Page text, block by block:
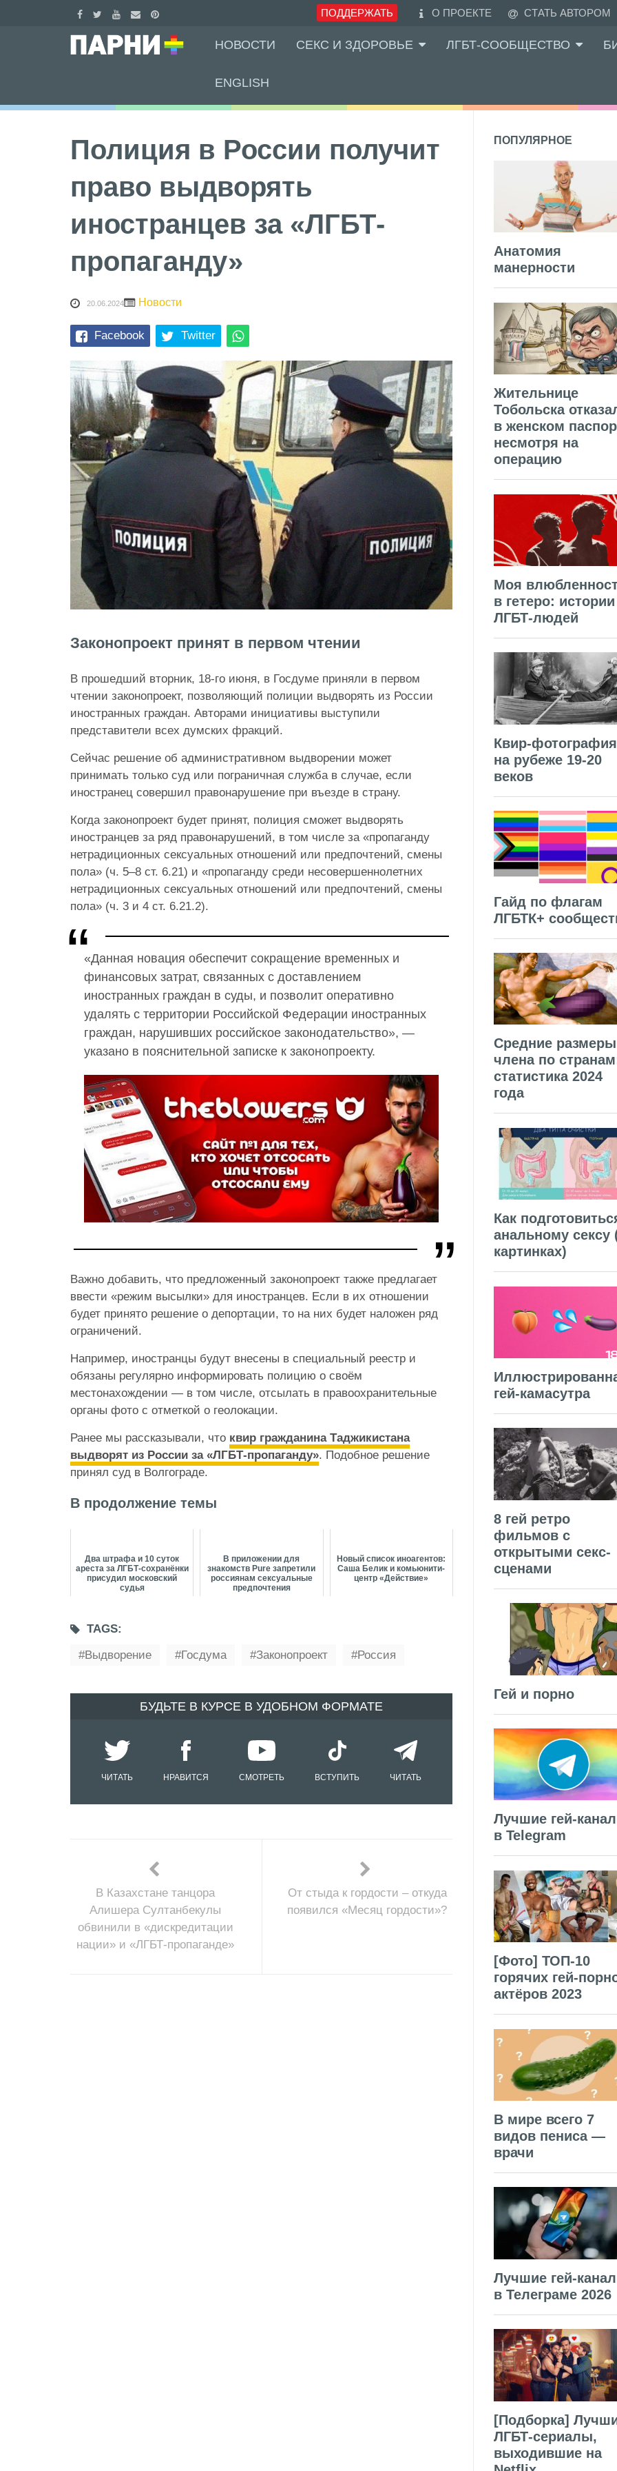
ПОДДЕРЖАТЬ О ПРОЕКТЕ СТАТЬ АВТОРОМ
НОВОСТИ СЕКС И ЗДОРОВЬЕ ЛГБТ-СООБЩЕСТВО
ENGLISH
Полиция в России получит
право выдворять
иностранцев за «ЛГБТ-
пропаганду»
20.06.2024 Новости
Facebook Twitter
Законопроект принят в первом чтении
В прошедший вторник, 18-го июня, в Госдуме приняли в первом
чтении законопроект, позволяющий полиции выдворять из России
иностранных граждан. Авторами инициативы выступили
представители всех думских фракций.
Сейчас решение об административном выдворении может
принимать только суд или пограничная служба в случае, если
иностранец совершил правонарушение при въезде в страну.
Когда законопроект будет принят, полиция сможет выдворять
иностранцев за ряд правонарушений, в том числе за «пропаганду
нетрадиционных сексуальных отношений или предпочтений, смены
пола» (ч. 5–8 ст. 6.21) и «пропаганду среди несовершеннолетних
нетрадиционных сексуальных отношений или предпочтений, смены
пола» (ч. 3 и 4 ст. 6.21.2).
«Данная новация обеспечит сокращение временных и
финансовых затрат, связанных с доставлением
иностранных граждан в суды, и позволит оперативно
удалять с территории Российской Федерации иностранных
граждан, нарушивших российское законодательство», —
указано в пояснительной записке к законопроекту.
Важно добавить, что предложенный законопроект также предлагает
ввести «режим высылки» для иностранцев. Если в их отношении
будет принято решение о депортации, то на них будет наложен ряд
ограничений.
Например, иностранцы будут внесены в специальный реестр и
обязаны регулярно информировать полицию о своём
местонахождении — в том числе, отсылать в правоохранительные
органы фото с отметкой о геолокации.
Ранее мы рассказывали, что квир гражданина Таджикистана
выдворят из России за «ЛГБТ-пропаганду». Подобное решение
принял суд в Волгограде.
В продолжение темы
Два штрафа и 10 суток
ареста за ЛГБТ-сохранёнки
присудил московский
судья
В приложении для
знакомств Pure запретили
россиянам сексуальные
предпочтения
Новый список иноагентов:
Саша Белик и комьюнити-
центр «Действие»
TAGS:
Выдворение
Госдума Законопроект Россия
БУДЬТЕ В КУРСЕ В УДОБНОМ ФОРМАТЕ
ЧИТАТЬ НРАВИТСЯ СМОТРЕТЬ ВСТУПИТЬ ЧИТАТЬ
В Казахстане танцора
Алишера Султанбекулы
обвинили в «дискредитации
нации» и «ЛГБТ-пропаганде»
От стыда к гордости – откуда
появился «Месяц гордости»?
ПОПУЛЯРНОЕ
Анатомия
манерности
Жительнице
Тобольска
в женском
несмотря на
операцию
Моя
в гетеро: истории
ЛГБТ-людей
Квир-фотография
на рубеже 19-20
веков
Гайд по флагам
ЛГБТК+
Средние размеры
члена по
статистика 2024
года
Как
анальному сексу
картинках)
гей-камасутра
8 гей ретро
фильмов с
открытыми секс-
сценами
Гей и порно
Лучшие гей-
в Telegram
[Фото] ТОП-10
горячих гей-
актёров 2023
В мире всего 7
видов пениса —
врачи
Лучшие гей-
в Телеграме 2026
[Подборка]
ЛГБТ-сериалы,
выходившие на